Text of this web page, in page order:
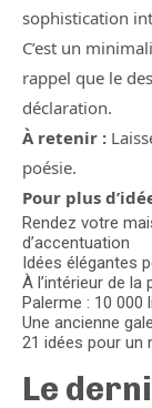
sophistication
C’est un
rappel que le
déclaration.
À retenir :
poésie.
Pour plus
Rendez votre
d’accentuation
Idées élégantes
À l’intérieur de la
Palerme : 10 000
Une ancienne
21 idées pour un
Le